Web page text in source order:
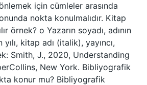
önlemek için cümleler arasında
nokta konulmalıdır. Kitap
örnek? o Yazarın soyadı, adının
kitap adı (italik), yayıncı,
Smith, J., 2020, Understanding
New York. Bibliyografik
konur mu? Bibliyografik